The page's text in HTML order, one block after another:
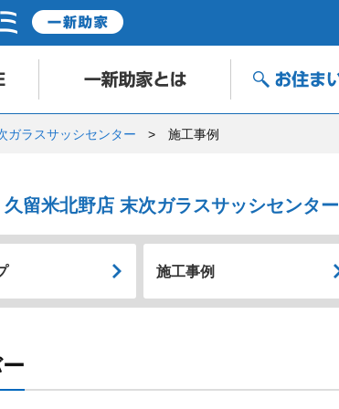
ガラスサッシセンター 施工事例
留米北野店 末次ガラスサッシセンター
施工事例